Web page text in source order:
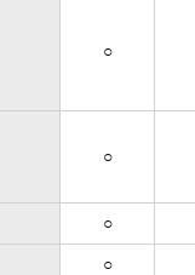
○
○
○
○